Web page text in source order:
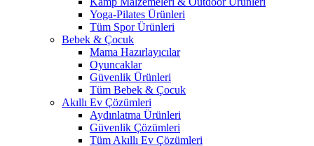
Yoga-Pilates Ürünleri
Tüm Spor Ürünleri
Bebek & Çocuk
Mama Hazırlayıcılar
Oyuncaklar
Güvenlik Ürünleri
Tüm Bebek & Çocuk
Akıllı Ev Çözümleri
Aydınlatma Ürünleri
Güvenlik Çözümleri
Tüm Akıllı Ev Çözümleri